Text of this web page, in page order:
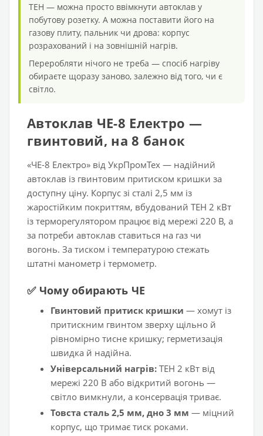
ТЕН — можна просто ввімкнути автоклав у
побутову розетку. А можна поставити його на
газову плиту, пальник чи дрова: корпус
розрахований і на зовнішній нагрів.
Переробляти нічого не треба — спосіб нагріву
обираєте щоразу заново, залежно від того, чи є
світло.
Автоклав ЧЕ-8 Електро —
гвинтовий, на 8 банок
«ЧЕ-8 Електро» від УкрПромТех — надійний
автоклав із гвинтовим притиском кришки за
доступну ціну. Корпус зі сталі 2,5 мм із
жаростійким покриттям, вбудований ТЕН 2 кВт
із терморегулятором працює від мережі 220 В, а
за потреби автоклав ставиться на газ чи
вогонь. За тиском і температурою стежать
штатні манометр і термометр.
✅ Чому обирають ЧЕ
Гвинтовий притиск кришки — хомут із
притискним гвинтом зверху щільно й
рівномірно тисне кришку; герметизація
швидка й надійна.
Універсальний нагрів: ТЕН 2 кВт від
мережі 220 В або відкритий вогонь —
світло вимкнули, а консервація триває.
Товста сталь 2,5 мм, дно 3 мм — міцний
корпус, що тримає тиск роками.